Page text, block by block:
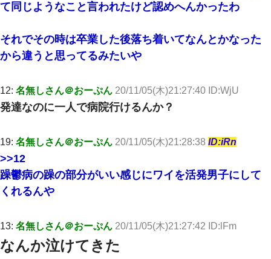
隣室のお婆ちゃん「下階からの異臭に困ってる、今もすっごく臭
【ワロタ】姉から「肉食系14才、乳丸出し、毛はうっすら生えか
け」というタイトルで画像が送られてきた
高1のとき男に襲われ、不妊の叔母に頼まれて出産。→叔母夫婦が
養子縁組してアメリカに子供を連れ帰った。→9・11で叔母夫婦が
亡くなってしまい…
【衝撃】嫁父の会社に勤続１０年、手取り１４万 → 俺「２２万も
放置子が病院送りになったらしい → 俺（二度と帰ってくるなよ…
嫁を半身不随にしやがった恨みは、正直こんなもんじゃ晴れな
て同じようなこと言われたけど認めへんかったわ
それでその時は卒業した後落ち着いてなんとかなった
から違うと思ってるみたいや
12: 名無しさん＠おーぷん 20/11/05(木)21:27:40 ID:WjU
発達なのに一人で病院行けるんか？
19: 名無しさん＠おーぷん 20/11/05(木)21:28:38 ID:iRn
>>12
躁鬱病の躁の部分がいい感じにワイを活発男子にして
くれるんや
13: 名無しさん＠おーぷん 20/11/05(木)21:27:42 ID:lFm
なんか泣けてきた